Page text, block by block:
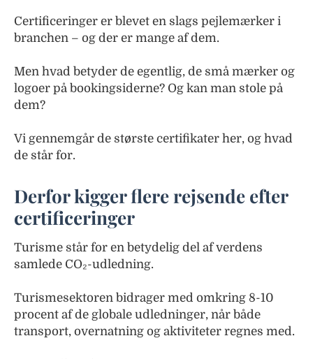
Certificeringer er blevet en slags pejlemærker i
branchen – og der er mange af dem.
Men hvad betyder de egentlig, de små mærker og
logoer på bookingsiderne? Og kan man stole på
dem?
Vi gennemgår de største certifikater her, og hvad
de står for.
Derfor kigger flere rejsende efter
certificeringer
Turisme står for en betydelig del af verdens
samlede CO₂-udledning.
Turismesektoren bidrager med omkring 8-10
procent af de globale udledninger, når både
transport, overnatning og aktiviteter regnes med.